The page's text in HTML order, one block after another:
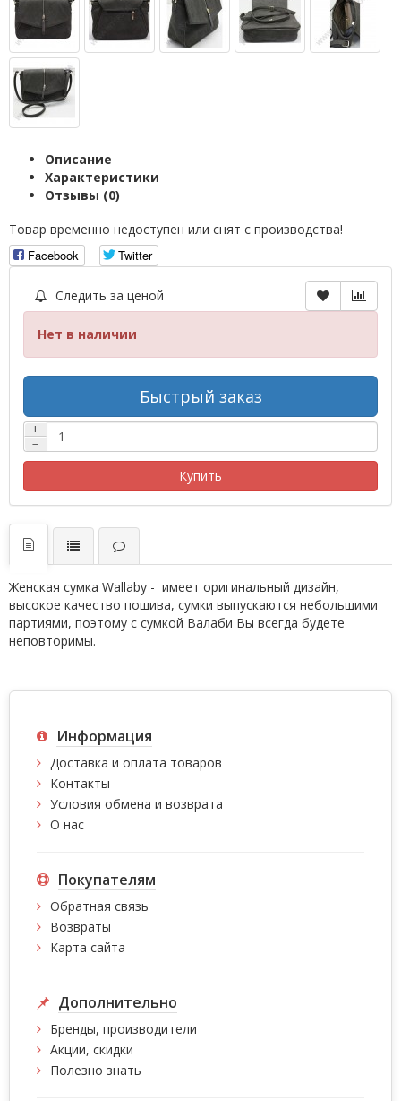
Описание
Характеристики
Отзывы (0)
Товар временно недоступен или снят с производства!
Facebook
Twitter
Следить за ценой
Нет в наличии
Быстрый заказ
+
−
Купить
Женская сумка Wallaby - имеет оригинальный дизайн,
высокое качество пошива, сумки выпускаются небольшими
партиями, поэтому с сумкой Валаби Вы всегда будете
неповторимы.
Информация
Доставка и оплата товаров
Контакты
Условия обмена и возврата
О нас
Покупателям
Обратная связь
Возвраты
Карта сайта
Дополнительно
Бренды, производители
Акции, скидки
Полезно знать